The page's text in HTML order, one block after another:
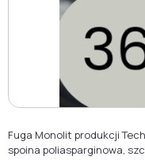
Fuga Monolit produkcji
spoina poliasparginowa,